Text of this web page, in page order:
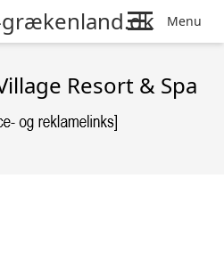
Menu
Resort & Spa